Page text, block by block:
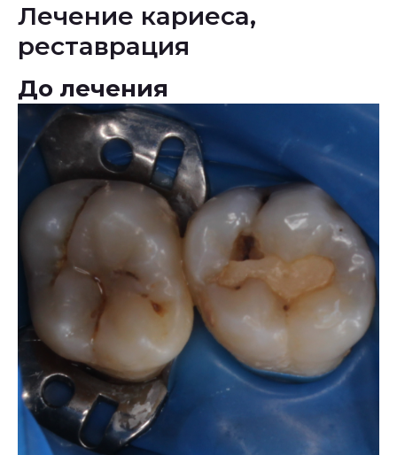
Лечение кариеса,
реставрация
До лечения